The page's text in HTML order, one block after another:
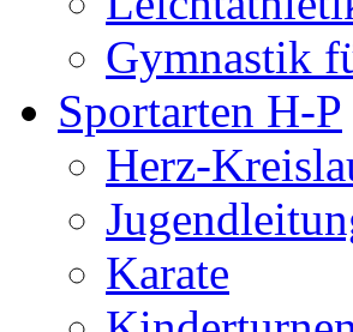
Gymnastik
Sportarten H-P
Herz-
Karate